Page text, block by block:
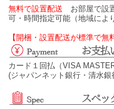
無料で設置配送 お部屋で設
可・時間指定可能（地域によ
【開梱・設置配送が標準で無
カード１回払（VISA
(ジャパンネット銀行・清水銀